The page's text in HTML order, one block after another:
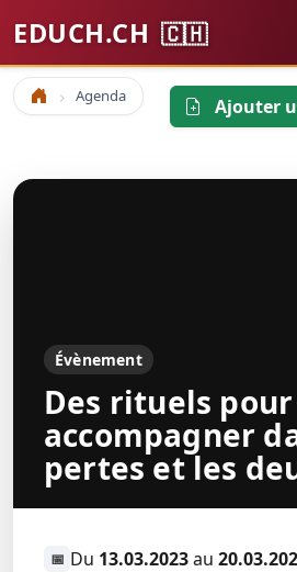
EDUCH.CH 🇨🇭
Accueil Agenda Ajouter
Évènement
Des rituels
accompagner
pertes et les
📅 Du 13.03.2023au